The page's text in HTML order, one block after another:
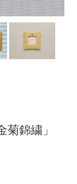
錦繍」